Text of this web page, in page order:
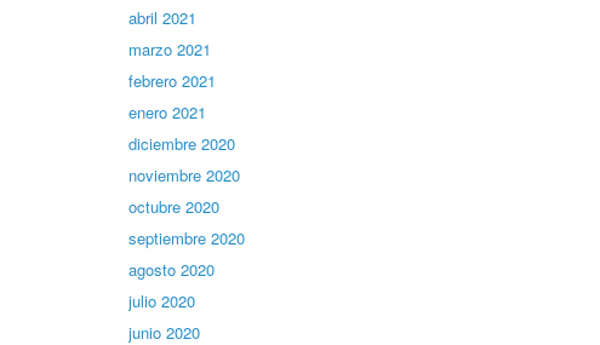
abril 2021
marzo 2021
febrero 2021
enero 2021
diciembre 2020
noviembre 2020
octubre 2020
septiembre 2020
agosto 2020
julio 2020
junio 2020